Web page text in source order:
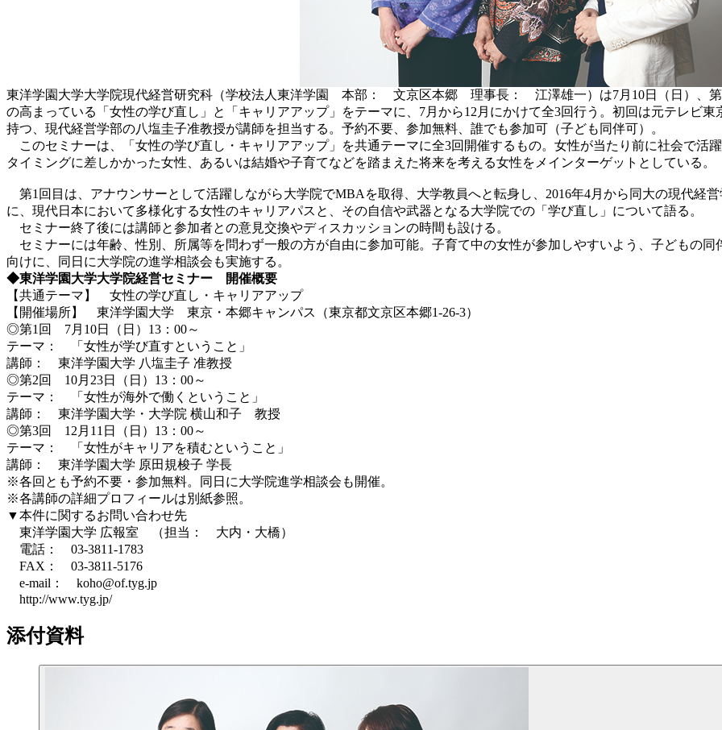
東洋学園大学大学院現代経営研究科（学校法人東洋学園 本部： 文京区本郷 理事長： 江澤雄一）は7月10日（日）、第
の高まっている「女性の学び直し」と「キャリアアップ」をテーマに、7月から12月にかけて全3回行う。初回は元テレビ
持つ、現代経営学部の八塩圭子准教授が講師を担当する。予約不要、参加無料、誰でも参加可（子ども同伴可）。
このセミナーは、「女性の学び直し・キャリアアップ」を共通テーマに全3回開催するもの。女性が当たり前に社会で活
タイミングに差しかかった女性、あるいは結婚や子育てなどを踏まえた将来を考える女性をメインターゲットとしている。
第1回目は、アナウンサーとして活躍しながら大学院でMBAを取得、大学教員へと転身し、2016年4月から同大の現代経
に、現代日本において多様化する女性のキャリアパスと、その自信や武器となる大学院での「学び直し」について語る。
セミナー終了後には講師と参加者との意見交換やディスカッションの時間も設ける。
セミナーには年齢、性別、所属等を問わず一般の方が自由に参加可能。子育て中の女性が参加しやすいよう、子どもの
向けに、同日に大学院の進学相談会も実施する。
◆東洋学園大学大学院経営セミナー 開催概要
【共通テーマ】 女性の学び直し・キャリアアップ
【開催場所】 東洋学園大学 東京・本郷キャンパス（東京都文京区本郷1-26-3）
◎第1回 7月10日（日）13：00～
テーマ： 「女性が学び直すということ」
講師： 東洋学園大学 八塩圭子 准教授
◎第2回 10月23日（日）13：00～
テーマ： 「女性が海外で働くということ」
講師： 東洋学園大学・大学院 横山和子 教授
◎第3回 12月11日（日）13：00～
テーマ： 「女性がキャリアを積むということ」
講師： 東洋学園大学 原田規梭子 学長
※各回とも予約不要・参加無料。同日に大学院進学相談会も開催。
※各講師の詳細プロフィールは別紙参照。
▼本件に関するお問い合わせ先
東洋学園大学 広報室 （担当： 大内・大橋）
電話： 03-3811-1783
FAX： 03-3811-5176
e-mail： koho@of.tyg.jp
http://www.tyg.jp/
添付資料